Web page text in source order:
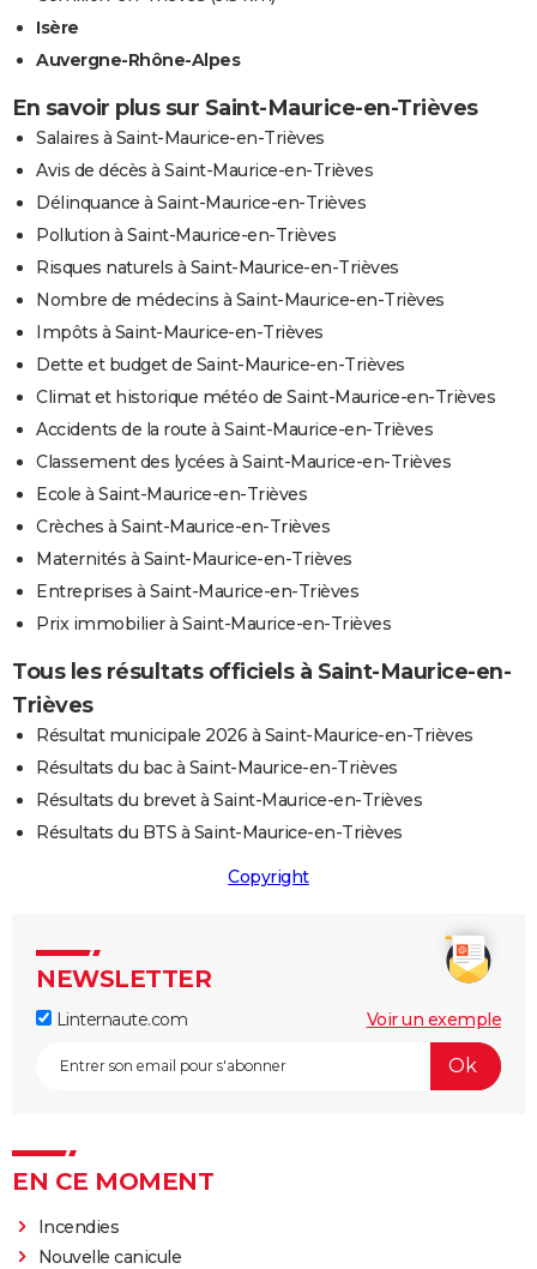
Isère
Auvergne-Rhône-Alpes
En savoir plus sur Saint-Maurice-en-Trièves
Salaires à Saint-Maurice-en-Trièves
Avis de décès à Saint-Maurice-en-Trièves
Délinquance à Saint-Maurice-en-Trièves
Pollution à Saint-Maurice-en-Trièves
Risques naturels à Saint-Maurice-en-Trièves
Nombre de médecins à Saint-Maurice-en-Trièves
Impôts à Saint-Maurice-en-Trièves
Dette et budget de Saint-Maurice-en-Trièves
Climat et historique météo de Saint-Maurice-en-Trièves
Accidents de la route à Saint-Maurice-en-Trièves
Classement des lycées à Saint-Maurice-en-Trièves
Ecole à Saint-Maurice-en-Trièves
Crèches à Saint-Maurice-en-Trièves
Maternités à Saint-Maurice-en-Trièves
Entreprises à Saint-Maurice-en-Trièves
Prix immobilier à Saint-Maurice-en-Trièves
Tous les résultats officiels à Saint-Maurice-en-
Trièves
Résultat municipale 2026 à Saint-Maurice-en-Trièves
Résultats du bac à Saint-Maurice-en-Trièves
Résultats du brevet à Saint-Maurice-en-Trièves
Résultats du BTS à Saint-Maurice-en-Trièves
Copyright
NEWSLETTER
Linternaute.com Voir un exemple
EN CE MOMENT
Incendies
Nouvelle canicule